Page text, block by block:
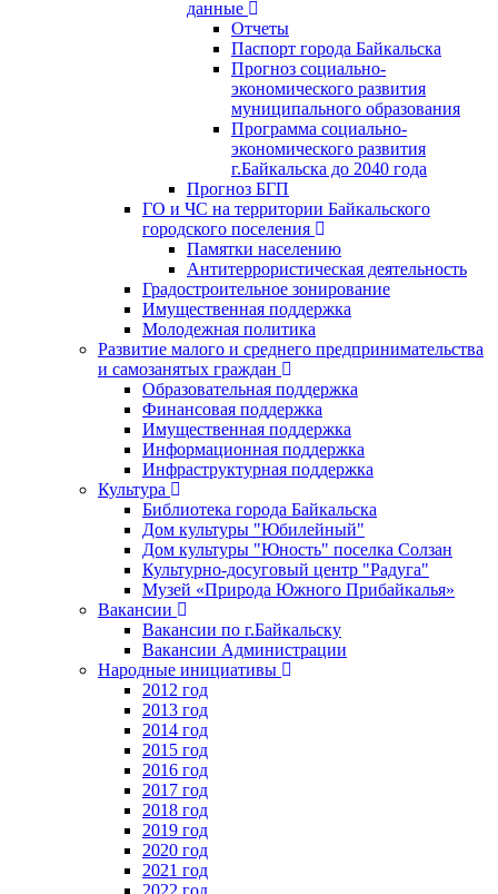
данные
Отчеты
Паспорт города Байкальска
Прогноз социально-
экономического развития
муниципального образования
Программа социально-
экономического развития
г.Байкальска до 2040 года
Прогноз БГП
ГО и ЧС на территории Байкальского
городского поселения
Памятки населению
Антитеррористическая деятельность
Градостроительное зонирование
Имущественная поддержка
Молодежная политика
Развитие малого и среднего предпринимательства
и самозанятых граждан
Образовательная поддержка
Финансовая поддержка
Имущественная поддержка
Информационная поддержка
Инфраструктурная поддержка
Культура
Библиотека города Байкальска
Дом культуры "Юбилейный"
Дом культуры "Юность" поселка Солзан
Культурно-досуговый центр "Радуга"
Музей «Природа Южного Прибайкалья»
Вакансии
Вакансии по г.Байкальску
Вакансии Администрации
Народные инициативы
2012 год
2013 год
2014 год
2015 год
2016 год
2017 год
2018 год
2019 год
2020 год
2021 год
2022 год